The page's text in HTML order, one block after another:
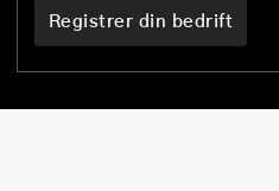
Registrer din bedrift